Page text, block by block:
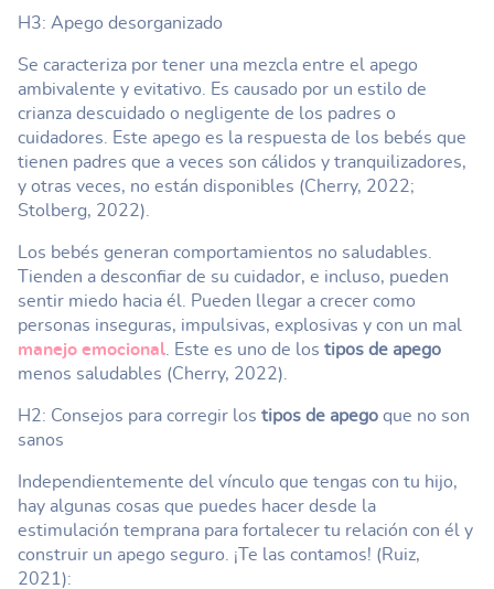
H3: Apego desorganizado
Se caracteriza por tener una mezcla entre el apego
ambivalente y evitativo. Es causado por un estilo de
crianza descuidado o negligente de los padres o
cuidadores. Este apego es la respuesta de los bebés que
tienen padres que a veces son cálidos y tranquilizadores,
y otras veces, no están disponibles (Cherry, 2022;
Stolberg, 2022).
Los bebés generan comportamientos no saludables.
Tienden a desconfiar de su cuidador, e incluso, pueden
sentir miedo hacia él. Pueden llegar a crecer como
personas inseguras, impulsivas, explosivas y con un mal
manejo emocional . Este es uno de los tipos de apego
menos saludables (Cherry, 2022).
H2: Consejos para corregir los tipos de apego que no son
sanos
Independientemente del vínculo que tengas con tu hijo,
hay algunas cosas que puedes hacer desde la
estimulación temprana para fortalecer tu relación con él y
construir un apego seguro. ¡Te las contamos! (Ruiz,
2021):